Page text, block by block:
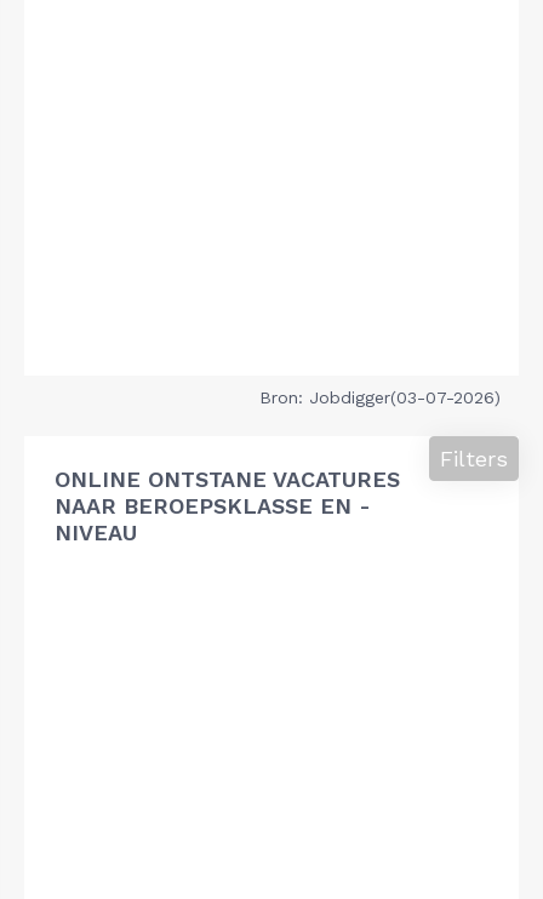
Bron: Jobdigger(03-07-2026)
ONLINE ONTSTANE VACATURES
NAAR BEROEPSKLASSE EN -
NIVEAU
Filters